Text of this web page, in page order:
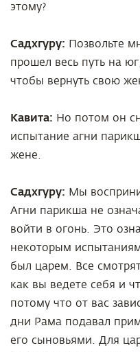
этому?
Садхгуру: Позвольте
прошел весь путь на
чтобы вернуть свою
Кавита: Но потом он
испытание агни
жене.
Садхгуру: Мы
Агни парикша не
войти в огонь. Это
некоторым
был царем. Все
как вы ведете себя и
потому что от вас
дни Рама подавал
его сыновьями. Для